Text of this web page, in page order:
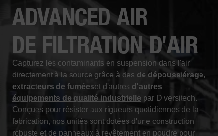
ADVANCED AIR
DE FILTRATION D'AIR
Capturez les contaminants en suspension dans l'air
directement à la source grâce à des de dépoussiérage,
extracteurs de fuméeset d'autres d'autres
équipements de qualité industrielle par Diversitech.
Conçues pour résister aux rigueurs quotidiennes de la
fabrication, nos unités sont dotées d'une construction
robuste et de panneaux à revêtement en poudre pour